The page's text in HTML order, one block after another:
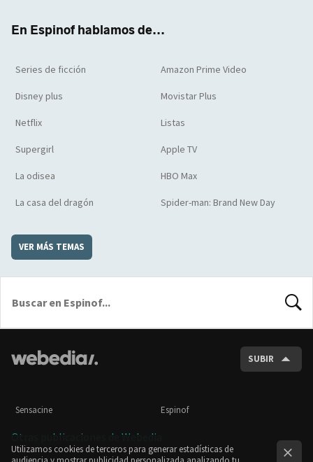
En Espinof hablamos de...
Series de ficción Amazon Prime Video
Disney plus Movistar Plus
Netflix Listas
Supergirl Apple TV
La odisea HBO Max
La casa del dragón Spider-man: Brand New Day
VER MÁS TEMAS
SUBIR
Sensacine Espinof
Otras publicaciones de Webedia
Utilizamos cookies de terceros para generar estadísticas de